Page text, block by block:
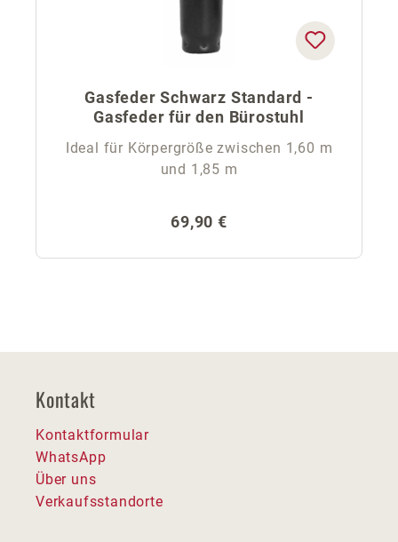
Gasfeder Schwarz Standard -
Gasfeder für den Bürostuhl
Ideal für Körpergröße zwischen 1,60 m
und 1,85 m
Regulärer Preis:
69,90 €
Kontakt
Kontaktformular
WhatsApp
Über uns
Verkaufsstandorte